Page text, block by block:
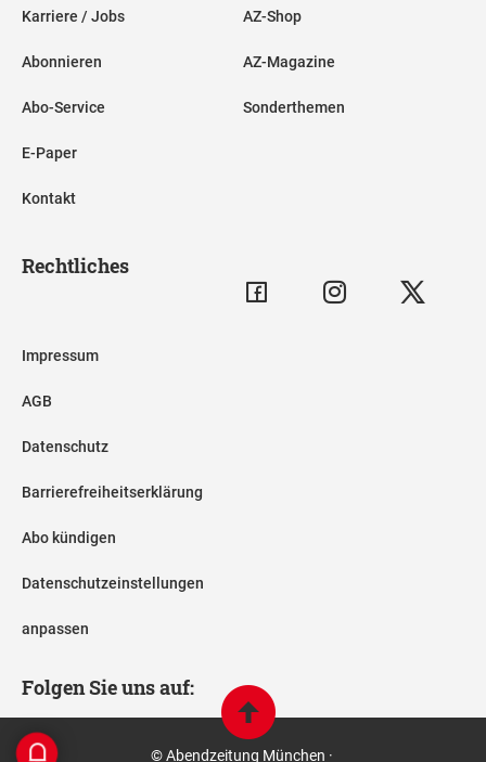
Karriere / Jobs
Abonnieren
Abo-Service
E-Paper
Kontakt
AZ-Shop
AZ-Magazine
Sonderthemen
Rechtliches
Impressum
AGB
Datenschutz
Barrierefreiheitserklärung
Abo kündigen
Datenschutzeinstellungen
anpassen
Folgen Sie uns auf:
© Abendzeitung München ·